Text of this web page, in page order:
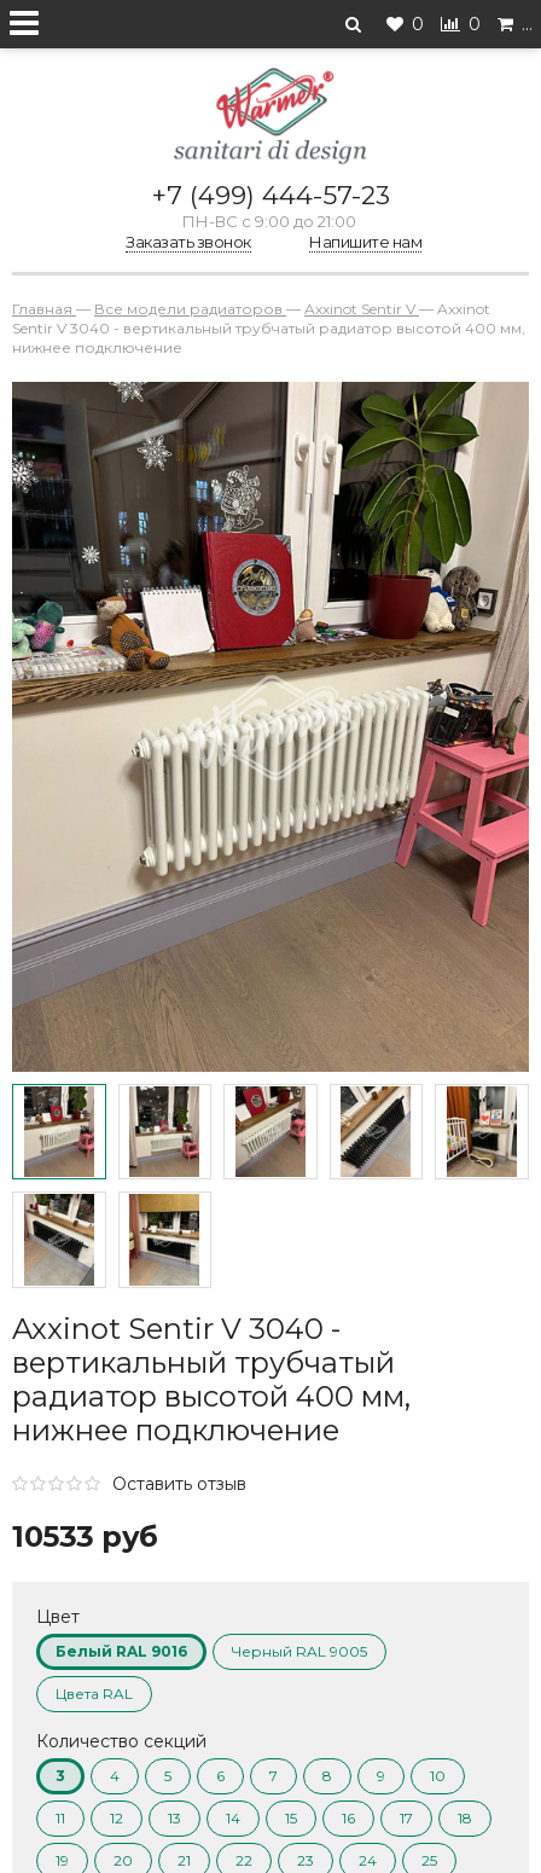
0 0 …
+7 (499) 444-57-23
ПН-ВС с 9:00 до 21:00
Заказать звонок
Напишите нам
Главная — Все модели радиаторов — Axxinot Sentir V — Axxinot
Sentir V 3040 - вертикальный трубчатый радиатор высотой 400 мм,
нижнее подключение
Axxinot Sentir V 3040 -
вертикальный трубчатый
радиатор высотой 400 мм,
нижнее подключение
Оставить отзыв
10533 руб
Цвет
Белый RAL 9016 Черный RAL 9005
Цвета RAL
Количество секций
3 4 5 6 7 8 9 10
11 12 13 14 15 16 17 18
19 20 21 22 23 24 25